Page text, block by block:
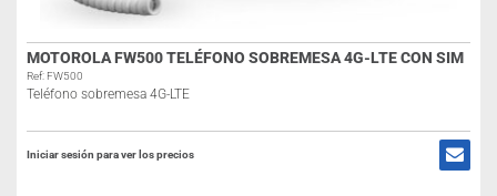
MOTOROLA FW500 TELÉFONO SOBREMESA 4G-LTE CON SIM
Ref: FW500
Teléfono sobremesa 4G-LTE
Iniciar sesión para ver los precios